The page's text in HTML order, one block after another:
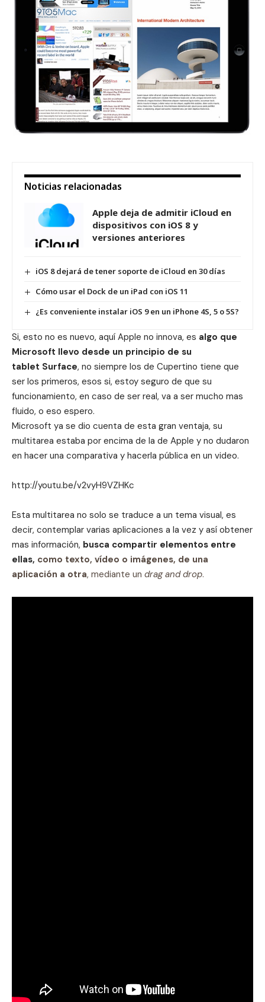
Noticias relacionadas
Apple deja de admitir iCloud en
dispositivos con iOS 8 y
versiones anteriores
iOS 8 dejará de tener soporte de iCloud en 30 días
Cómo usar el Dock de un iPad con iOS 11
¿Es conveniente instalar iOS 9 en un iPhone 4S, 5 o 5S?
Si, esto no es nuevo, aquí Apple no innova, es algo que
Microsoft llevo desde un principio de su
tablet Surface, no siempre los de Cupertino tiene que
ser los primeros, esos si, estoy seguro de que su
funcionamiento, en caso de ser real, va a ser mucho mas
fluido, o eso espero.
Microsoft ya se dio cuenta de esta gran ventaja, su
multitarea estaba por encima de la de Apple y no dudaron
en hacer una comparativa y hacerla pública en un video.
http://youtu.be/v2vyH9VZHKc
Esta multitarea no solo se traduce a un tema visual, es
decir, contemplar varias aplicaciones a la vez y así obtener
mas información, busca compartir elementos entre
ellas, como texto, vídeo o imágenes, de una
aplicación a otra, mediante un drag and drop.